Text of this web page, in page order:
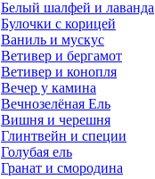
Белый шалфей и лаванда
Булочки с корицей
Ваниль и мускус
Ветивер и бергамот
Ветивер и конопля
Вечер у камина
Вечнозелёная Ель
Вишня и черешня
Глинтвейн и специи
Голубая ель
Гранат и смородина